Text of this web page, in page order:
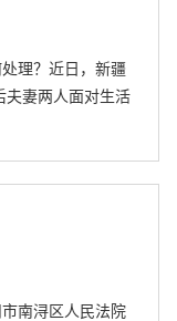
理？近日，新疆
夫妻两人面对生活
南浔区人民法院